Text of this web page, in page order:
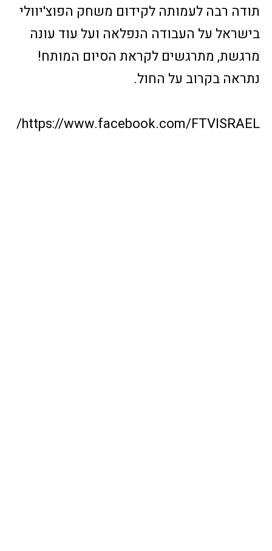
תודה רבה לעמותה לקידום משחק הפוצ'יוולי
בישראל על העבודה הנפלאה ועל עוד עונה
מרגשת, מתרגשים לקראת הסיום המותח!
נתראה בקרוב על החול.
https://www.facebook.com/FTVISRAEL/